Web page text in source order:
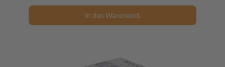
In den Warenkorb